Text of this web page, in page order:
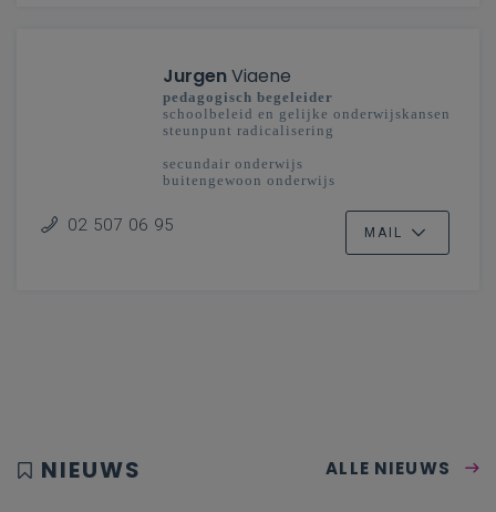
JurgenViaene
pedagogisch begeleider
schoolbeleid en gelijke onderwijskansen
steunpunt radicalisering
secundair onderwijs
buitengewoon onderwijs
02 507 06 95 MAIL
NIEUWS ALLE NIEUWS